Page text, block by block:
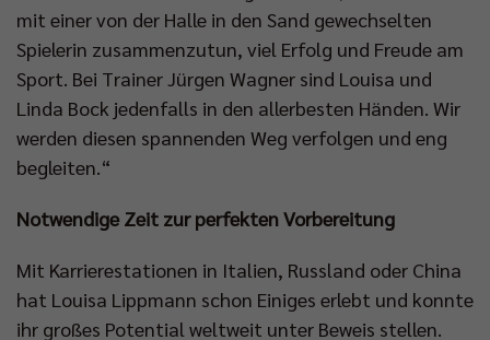
mit einer von der Halle in den Sand gewechselten
Spielerin zusammenzutun, viel Erfolg und Freude am
Sport. Bei Trainer Jürgen Wagner sind Louisa und
Linda Bock jedenfalls in den allerbesten Händen. Wir
werden diesen spannenden Weg verfolgen und eng
begleiten.“
Notwendige Zeit zur perfekten Vorbereitung
Mit Karrierestationen in Italien, Russland oder China
hat Louisa Lippmann schon Einiges erlebt und konnte
ihr großes Potential weltweit unter Beweis stellen.